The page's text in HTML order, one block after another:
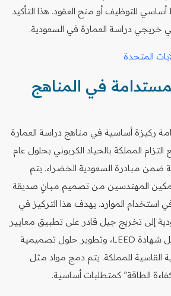
للتوظيف أو منح العقود. هذا التأكيد
خريجي دراسة العمارة في السعودية.
المتحدة
في المناهج
ركيزة أساسية في مناهج دراسة العمارة
المملكة بالحياد الكربوني بحلول عام
ضمن مبادرة السعودية الخضراء. يتم
المهندسين من تصميم مبانٍ صديقة
في استخدام الموارد. يهدف هذا التركيز في
إلى تخريج جيل قادر على تطبيق معايير
البناء الأخضر الدولية، مثل شهادة LEED، وتطوير حلول تصميمية
القاسية للمملكة. يتم دمج مواد مثل
الطاقة” كمتطلبات أساسية.